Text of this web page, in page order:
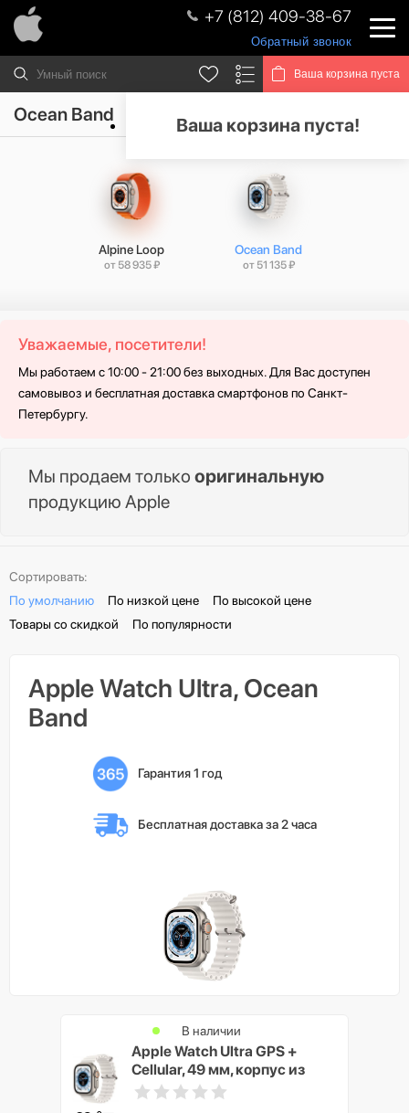
+7 (812) 409-38-67
Обратный звонок
Ваша корзина пуста
Ваша корзина пуста!
Ocean Band
Alpine Loop
от 58 935 ₽
Ocean Band
от 51 135 ₽
Уважаемые, посетители!
Мы работаем с 10:00 - 21:00 без выходных. Для Вас доступен
самовывоз и бесплатная доставка смартфонов по Санкт-
Петербургу.
Мы продаем только оригинальную
продукцию Apple
Сортировать:
По умолчанию
По низкой цене
По высокой цене
Товары со скидкой
По популярности
Apple Watch Ultra, Ocean
Band
Гарантия 1 год
Бесплатная доставка за 2 часа
Apple Watch Ultra GPS +
Cellular, 49 мм, корпус из
титана, ремешок Ocean
В наличии